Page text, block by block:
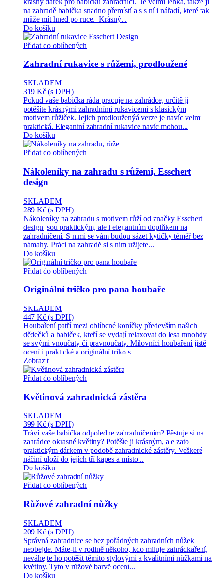
na zahradě babička snadno přemístí a s s ní i nářadí, které tak
může mít hned po ruce. Krásný...
Do košíku
Přidat do oblíbených
Zahradní rukavice s růžemi, prodloužené
SKLADEM
319 Kč (s DPH)
Pokud vaše babička ráda pracuje na zahrádce, určitě ji
potěšíte krásnými zahradními rukavicemi s klasickým
motivem růžiček. Jejich prodlouženýá verze je navíc velmi
praktická. Elegantní zahradní rukavice navíc mohou...
Do košíku
Přidat do oblíbených
Nákoleníky na zahradu s růžemi, Esschert
design
SKLADEM
289 Kč (s DPH)
Nákoleníky na zahradu s motivem růží od značky Esschert
design jsou praktickým, ale i elegantním doplňkem na
zahradničení. S nimi se vám budou sázet kytičky téměř bez
námahy. Práci na zahradě si s nim užijete....
Do košíku
Přidat do oblíbených
Originální tričko pro pana houbaře
SKLADEM
447 Kč (s DPH)
Houbaření patří mezi oblíbené koníčky především našich
dědečků a babiček, kteří se vydají relaxovat do lesa mnohdy
se svými vnoučaty či pravnoučaty. Milovníci houbaření jistě
ocení i praktické a originální triko s...
Zobrazit
Přidat do oblíbených
Květinová zahradnická zástěra
SKLADEM
399 Kč (s DPH)
Tráví vaše babička odpoledne zahradničením? Pěstuje si na
zahrádce okrasné květiny? Potěšte ji krásným, ale zato
praktickým dárkem v podobě zahradnické zástěry. Veškeré
náčiní uloží do jejích tří kapes a místo...
Do košíku
Přidat do oblíbených
Růžové zahradní nůžky
SKLADEM
209 Kč (s DPH)
Správná zahradnice se bez pořádných zahradních nůžek
neobejde. Máte-li v rodině někoho, kdo miluje zahrádkaření,
neváhejte ho potěšit těmito stylovými a kvalitními nůžkami na
květiny. Tyto v růžové barvě ocení...
Do košíku